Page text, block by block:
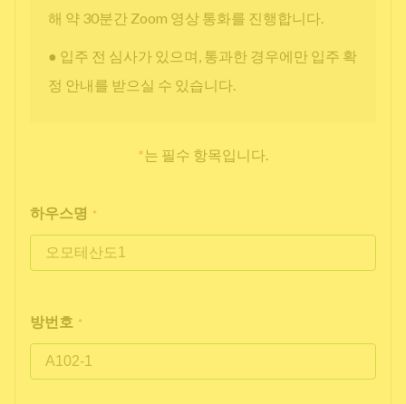
해 약 30분간 Zoom 영상 통화를 진행합니다.
● 입주 전 심사가 있으며, 통과한 경우에만 입주 확
정 안내를 받으실 수 있습니다.
*는 필수 항목입니다.
하우스명 *
방번호 *